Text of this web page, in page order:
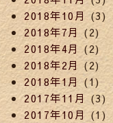
2018年10月 (3)
2018年7月 (2)
2018年4月 (2)
2018年2月 (2)
2018年1月(1)
2017年11月 (3)
2017年10月 (1)